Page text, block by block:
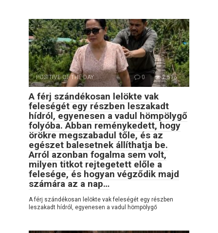
POSITIVE OF THE DAY 0 2,516
A férj szándékosan lelökte vak
feleségét egy részben leszakadt
hídról, egyenesen a vadul hömpölygő
folyóba. Abban reménykedett, hogy
örökre megszabadul tőle, és az
egészet balesetnek állíthatja be.
Arról azonban fogalma sem volt,
milyen titkot rejtegetett előle a
felesége, és hogyan végződik majd
számára az a nap…
A férj szándékosan lelökte vak feleségét egy részben
leszakadt hídról, egyenesen a vadul hömpölygő